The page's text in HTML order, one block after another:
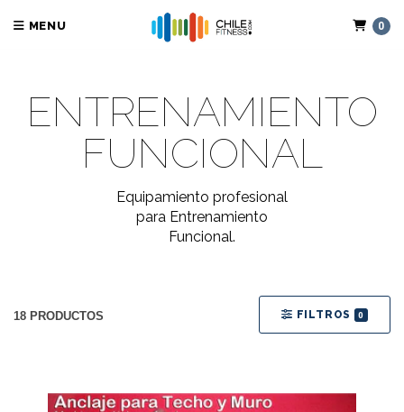
MENU 0
ENTRENAMIENTO
FUNCIONAL
Equipamiento profesional
para Entrenamiento
Funcional.
18 PRODUCTOS FILTROS 0